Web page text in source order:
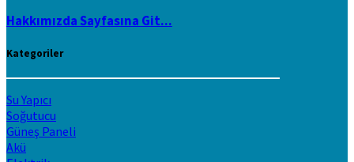
Hakkımızda Sayfasına Git...
Kategoriler
Su Yapıcı
Soğutucu
Güneş Paneli
Akü